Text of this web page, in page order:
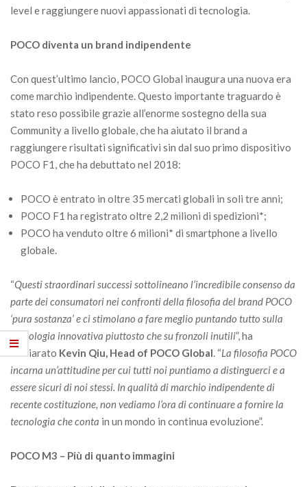
level e raggiungere nuovi appassionati di tecnologia.
POCO diventa un brand indipendente
Con quest’ultimo lancio, POCO Global inaugura una nuova era
come marchio indipendente. Questo importante traguardo è
stato reso possibile grazie all’enorme sostegno della sua
Community a livello globale, che ha aiutato il brand a
raggiungere risultati significativi sin dal suo primo dispositivo
POCO F1, che ha debuttato nel 2018:
POCO è entrato in oltre 35 mercati globali in soli tre anni;
POCO F1 ha registrato oltre 2,2 milioni di spedizioni*;
POCO ha venduto oltre 6 milioni* di smartphone a livello
globale.
“Questi straordinari successi sottolineano l’incredibile consenso da
parte dei consumatori nei confronti della filosofia del brand POCO
‘pura sostanza’ e ci stimolano a fare meglio puntando tutto sulla
tecnologia innovativa piuttosto che su fronzoli inutili”, ha
dichiarato Kevin Qiu, Head of POCO Global. “La filosofia POCO
incarna un’attitudine per cui tutti noi puntiamo a distinguerci e a
essere sicuri di noi stessi. In qualità di marchio indipendente di
recente costituzione, non vediamo l’ora di continuare a fornire la
tecnologia che conta in un mondo in continua evoluzione”.
POCO M3 – Più di quanto immagini